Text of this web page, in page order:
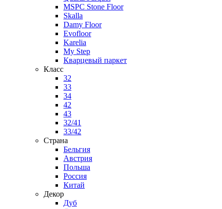
MSPC Stone Floor
Skalla
Damy Floor
Evofloor
Karelia
My Step
Кварцевый паркет
Класс
32
33
34
42
43
32/41
33/42
Страна
Бельгия
Австрия
Польша
Россия
Китай
Декор
Дуб